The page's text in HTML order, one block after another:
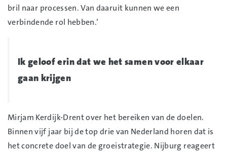
bril naar processen. Van daaruit kunnen we een
verbindende rol hebben.’
Ik geloof erin dat we het samen voor elkaar
gaan krijgen
Mirjam Kerdijk-Drent over het bereiken van de doelen.
Binnen vijf jaar bij de top drie van Nederland horen dat is
het concrete doel van de groeistrategie. Nijburg reageert